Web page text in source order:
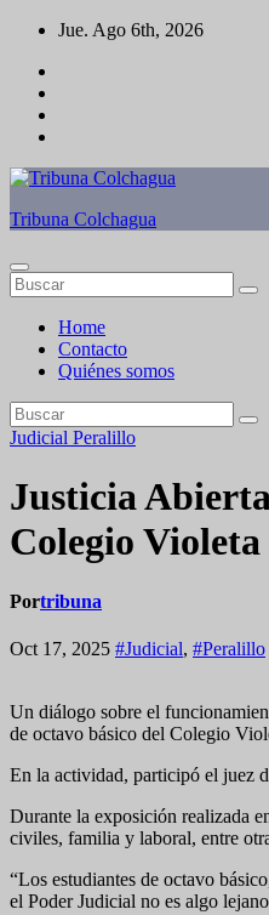
Saltar
contenido
Jue. Ago 6th, 2026
Tribuna Colchagua
Home
Contacto
Quiénes somos
Judicial Peralillo
Justicia
Colegio
Portribuna
Oct 17, 2025 #Judicial, #Peralillo
Un diálogo sobre el
de octavo básico del Colegio
En la actividad, participó el juez
Durante la exposición realizada
civiles, familia y laboral, entre
“Los estudiantes de octavo
el Poder Judicial no es algo